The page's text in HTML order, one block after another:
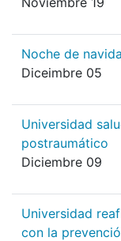
Noche de
Diceimbre 05
Universidad
postraumático
Diciembre 09
Universidad
con la